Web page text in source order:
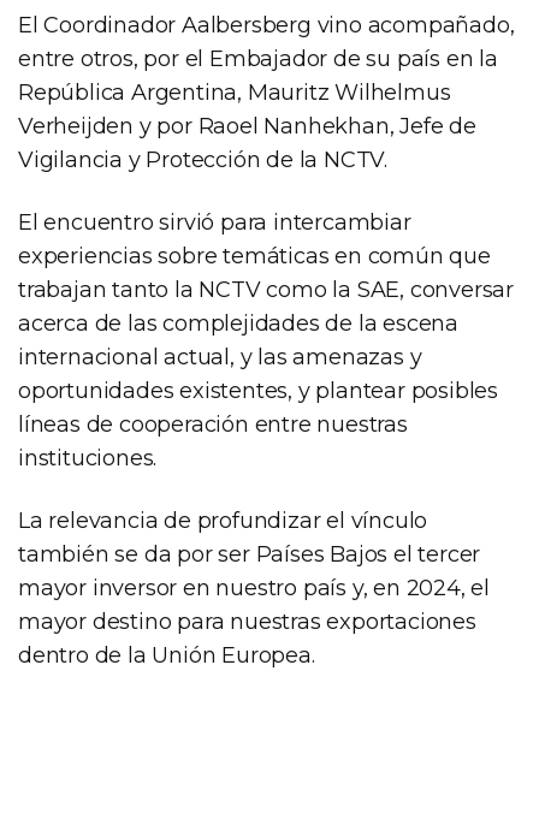
El Coordinador Aalbersberg vino acompañado,
entre otros, por el Embajador de su país en la
República Argentina, Mauritz Wilhelmus
Verheijden y por Raoel Nanhekhan, Jefe de
Vigilancia y Protección de la NCTV.
El encuentro sirvió para intercambiar
experiencias sobre temáticas en común que
trabajan tanto la NCTV como la SAE, conversar
acerca de las complejidades de la escena
internacional actual, y las amenazas y
oportunidades existentes, y plantear posibles
líneas de cooperación entre nuestras
instituciones.
La relevancia de profundizar el vínculo
también se da por ser Países Bajos el tercer
mayor inversor en nuestro país y, en 2024, el
mayor destino para nuestras exportaciones
dentro de la Unión Europea.